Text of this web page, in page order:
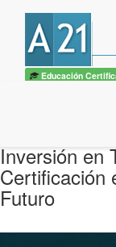
Educación
Inversión en
Certificación
Futuro